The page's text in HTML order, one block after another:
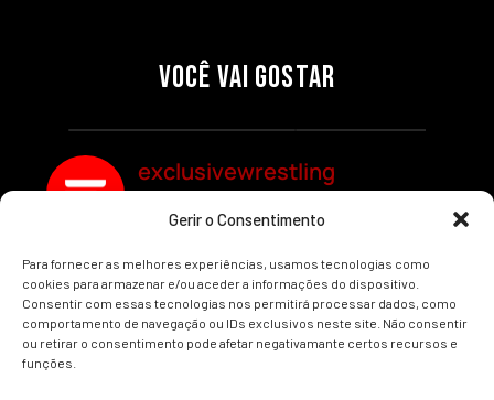
Gerir o Consentimento
Para fornecer as melhores experiências, usamos tecnologias como
cookies para armazenar e/ou aceder a informações do dispositivo.
Consentir com essas tecnologias nos permitirá processar dados, como
comportamento de navegação ou IDs exclusivos neste site. Não consentir
ou retirar o consentimento pode afetar negativamante certos recursos e
funções.
VOCÊ VAI GOSTAR
SEGMENTOS A NÃO PERDER
Por exclusivewrestling
MUNDIAL FEMININO NA AEW
REDEMPTION
Por exclusivewrestling
exclusivewrestling
Ver mais Artigos